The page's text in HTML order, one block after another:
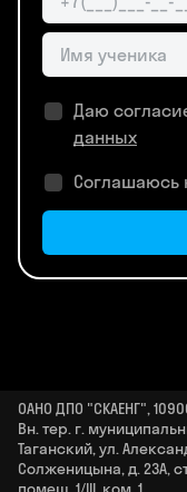
Даю
данных
Соглашаюсь
ОАНО ДПО "СКАЕНГ",
Вн. тер. г.
Таганский, ул.
Солженицына, д. 23А,